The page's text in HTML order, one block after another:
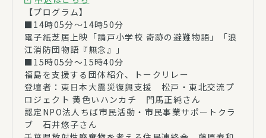
【プログラム】
■14時05分～14時50分
電子紙芝居上映「請戸小学校 奇跡の避難物語」「浪
江消防団物語『無念』」
■15時05分～15時40分
福島を支援する団体紹介、トークリレー
登壇者：東日本大震災復興支援 松戸・東北交流プ
ロジェクト 黄色いハンカチ 門馬正純さん
認定NPO法人ちば市民活動・市民事業サポートクラ
ブ 石井悠子さん